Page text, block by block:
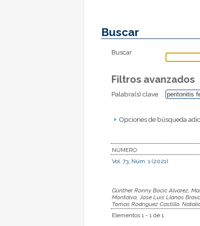
Buscar
Buscar
Filtros avanzados
Palabra(s) clave
Opciones de búsqueda
NÚMERO
Vol. 73, Núm. 1 (2021)
Günther Ronny Bocic Alvarez,
Montalva, Jose Luis Llanos
Tomas Rodriguez Castillo,
Elementos 1 - 1 de 1